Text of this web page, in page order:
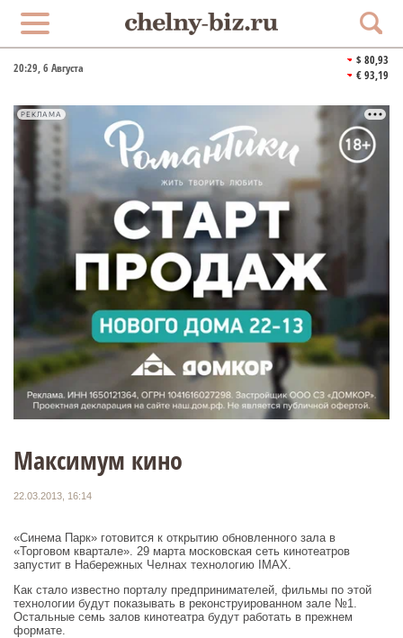
20:29, 6 Августа
$ 80,93
€ 93,19
РЕКЛАМА
Максимум кино
22.03.2013, 16:14
«Синема Парк» готовится к открытию обновленного зала в
«Торговом квартале». 29 марта московская сеть кинотеатров
запустит в Набережных Челнах технологию IMAX.
Как стало известно порталу предпринимателей, фильмы по этой
технологии будут показывать в реконструированном зале №1.
Остальные семь залов кинотеатра будут работать в прежнем
формате.